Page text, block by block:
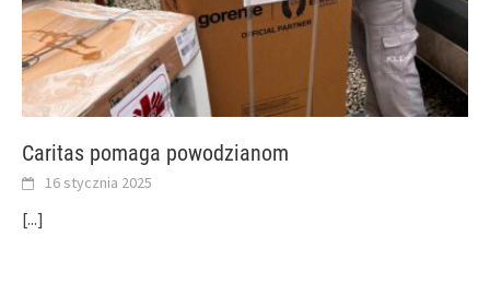
Caritas pomaga powodzianom
16 stycznia 2025
[...]